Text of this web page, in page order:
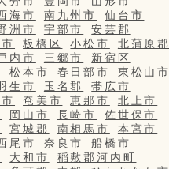
海市 南九州市
仙台市
洲市 宇部市
安芸郡
板橋区 小松市
北蒲原郡
内市 三郷市
新宿区
松本市 春日部市
東松山市
生市 玉名郡
帯広市
奄美市 恵那市
北上市
岡山市 長崎市
佐世保市
宮城郡 南相馬市
本宮市
尾市 奈良市
船橋市
大和市
稲敷郡河内町